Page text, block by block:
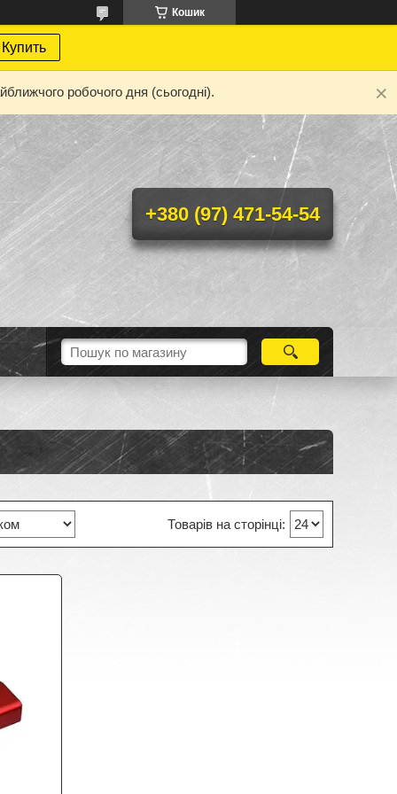
Кошик
Купить
робочого дня (сьогодні).
+380 (97) 471-54-54